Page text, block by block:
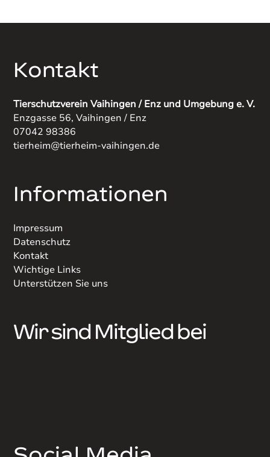
Kontakt
Tierschutzverein Vaihingen / Enz und Umgebung e. V.
Enzgasse 56, Vaihingen / Enz
07042 98386
tierheim@tierheim-vaihingen.de
Informationen
Impressum
Datenschutz
Kontakt
Wichtige Links
Unterstützen Sie uns
Wir sind Mitglied bei